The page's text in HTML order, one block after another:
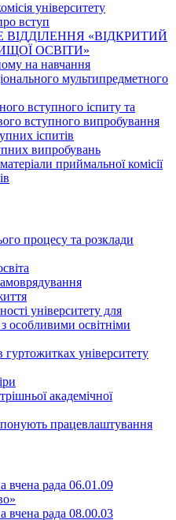
університету
вступ
ВІДДІЛЕННЯ «ВІДКРИТИЙ
ОСВІТИ»
на навчання
мультипредметного
вступного іспиту та
вступного випробування
іспитів
випробувань
приймальної комісії
процесу та розклади
університету для
особливими освітніми
університету
академічної
працевлаштування
вчена рада 06.01.09
вчена рада 08.00.03